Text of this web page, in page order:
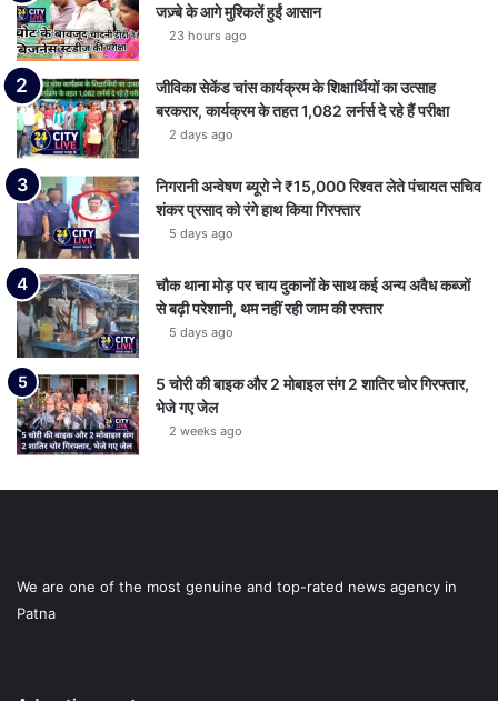
जज़्बे के आगे मुश्किलें हुईं आसान
23 hours ago
जीविका सेकेंड चांस कार्यक्रम के शिक्षार्थियों का उत्साह
बरकरार, कार्यक्रम के तहत 1,082 लर्नर्स दे रहे हैं परीक्षा
2 days ago
निगरानी अन्वेषण ब्यूरो ने ₹15,000 रिश्वत लेते पंचायत सचिव
शंकर प्रसाद को रंगे हाथ किया गिरफ्तार
5 days ago
चौक थाना मोड़ पर चाय दुकानों के साथ कई अन्य अवैध कब्जों
से बढ़ी परेशानी, थम नहीं रही जाम की रफ्तार
5 days ago
5 चोरी की बाइक और 2 मोबाइल संग 2 शातिर चोर गिरफ्तार,
भेजे गए जेल
2 weeks ago
We are one of the most genuine and top-rated news agency in
Patna